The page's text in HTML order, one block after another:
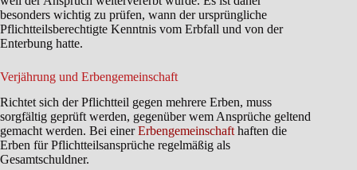
besonders wichtig zu prüfen, wann der ursprüngliche
Pflichtteilsberechtigte Kenntnis vom Erbfall und von der
Enterbung hatte.
Verjährung und Erbengemeinschaft
Richtet sich der Pflichtteil gegen mehrere Erben, muss
sorgfältig geprüft werden, gegenüber wem Ansprüche geltend
gemacht werden. Bei einerErbengemeinschaft haften die
Erben für Pflichtteilsansprüche regelmäßig als
Gesamtschuldner.